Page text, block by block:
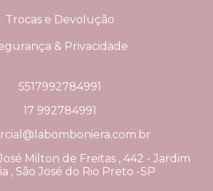
Trocas e Devolução
& Privacidade
5517992784991
17 992784991
Milton de Freitas , 442 - Jardim
, São José do Rio Preto -SP